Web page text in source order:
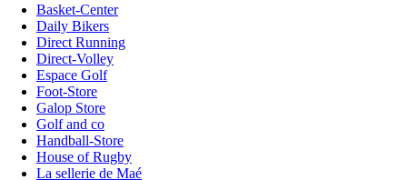
Basket-Center
Daily Bikers
Direct Running
Direct-Volley
Espace Golf
Foot-Store
Galop Store
Golf and co
Handball-Store
House of Rugby
La sellerie de Maé